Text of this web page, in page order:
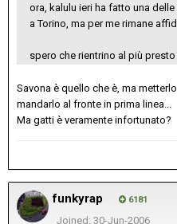
ora, kalulu ieri ha fatto una
a Torino, ma per me rimane
spero che rientrino al più presto
Savona è quello che è, ma
mandarlo al fronte in prima linea...
Ma gatti è veramente infortunato?
funkyrap 6181
Joined: 30-Jun-2006